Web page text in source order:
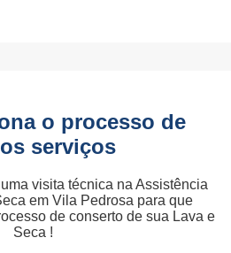
o processo de
serviços
visita técnica na Assistência
em Vila Pedrosa para que
de conserto de sua Lava e
Seca !